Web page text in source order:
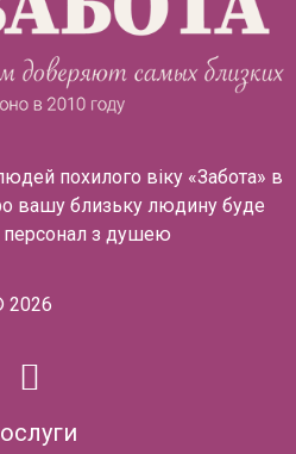
похилого віку «Забота» в
вашу близьку людину буде
персонал з душею
2026